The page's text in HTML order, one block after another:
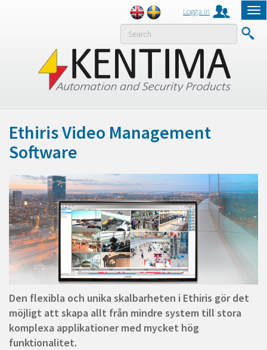
Logga in
MENY
Ethiris Video Management
Software
Den flexibla och unika skalbarheten i Ethiris gör det
möjligt att skapa allt från mindre system till stora
komplexa applikationer med mycket hög
funktionalitet.